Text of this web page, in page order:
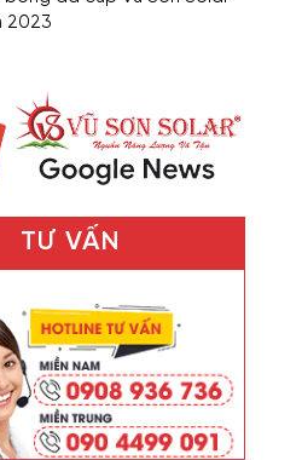
2023
TƯ VẤN